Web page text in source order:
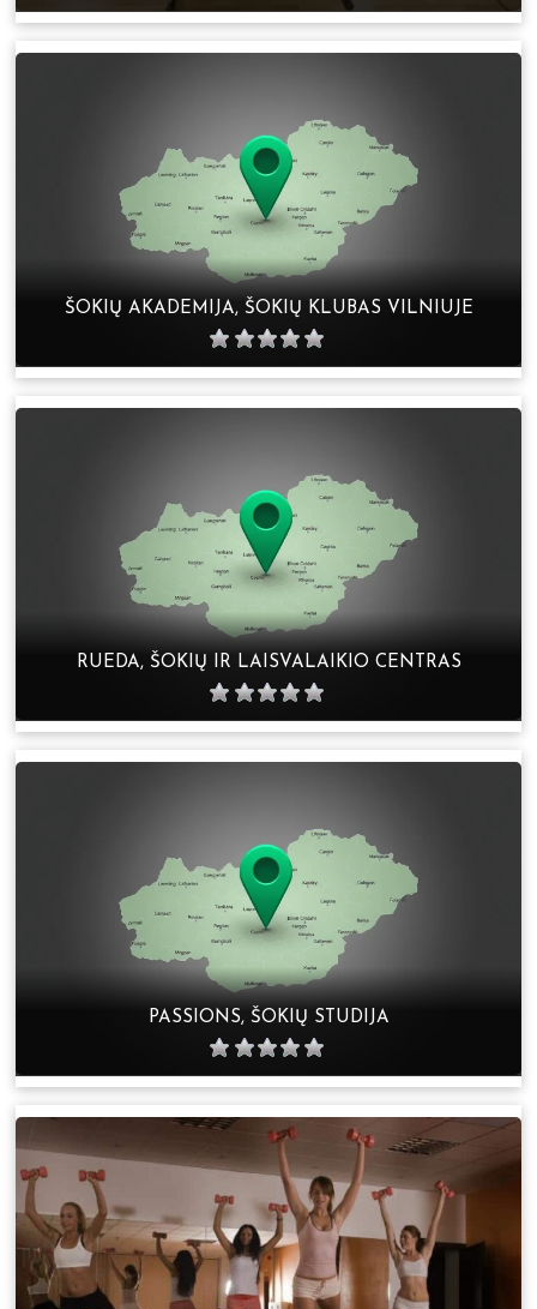
ŠOKIŲ AKADEMIJA, ŠOKIŲ KLUBAS VILNIUJE
RUEDA, ŠOKIŲ IR LAISVALAIKIO CENTRAS
PASSIONS, ŠOKIŲ STUDIJA